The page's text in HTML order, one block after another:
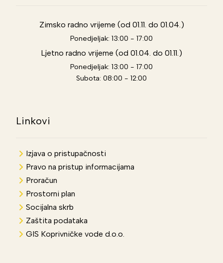
Zimsko radno vrijeme (od 01.11. do 01.04.)
Ponedjeljak: 13:00 - 17:00
Ljetno radno vrijeme (od 01.04. do 01.11.)
Ponedjeljak: 13:00 - 17:00
Subota: 08:00 - 12:00
Linkovi
Izjava o pristupačnosti
Pravo na pristup informacijama
Proračun
Prostorni plan
Socijalna skrb
Zaštita podataka
GIS Koprivničke vode d.o.o.